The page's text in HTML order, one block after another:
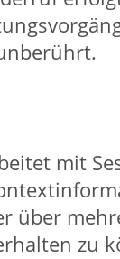
Wir geben
nicht ohne
Ihrer
erfolgt nur,
soweit wir
Bestimmungen
bzw.
hierzu
sind.